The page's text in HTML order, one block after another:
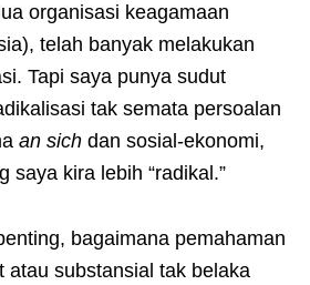
organisasi keagamaan
telah banyak melakukan
Tapi saya punya sudut
tak semata persoalan
an sich dan sosial-ekonomi,
saya kira lebih “radikal.”
bagaimana pemahaman
atau substansial tak belaka